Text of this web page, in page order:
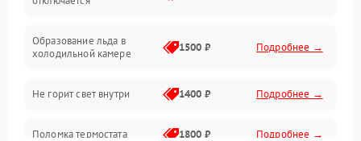
Образование льда в
холодильной камере
1500 ₽ Подробнее →
Не горит свет внутри 1400 ₽ Подробнее →
Поломка термостата 1800 ₽ Подробнее →